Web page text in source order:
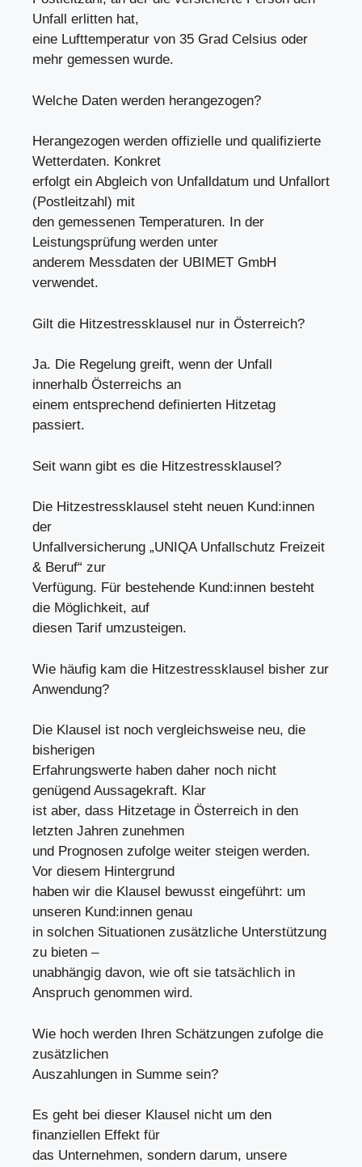
Unfall erlitten hat,
eine Lufttemperatur von 35 Grad Celsius oder
mehr gemessen wurde.
Welche Daten werden herangezogen?
Herangezogen werden offizielle und qualifizierte
Wetterdaten. Konkret
erfolgt ein Abgleich von Unfalldatum und Unfallort
(Postleitzahl) mit
den gemessenen Temperaturen. In der
Leistungsprüfung werden unter
anderem Messdaten der UBIMET GmbH
verwendet.
Gilt die Hitzestressklausel nur in Österreich?
Ja. Die Regelung greift, wenn der Unfall
innerhalb Österreichs an
einem entsprechend definierten Hitzetag
passiert.
Seit wann gibt es die Hitzestressklausel?
Die Hitzestressklausel steht neuen Kund:innen
der
Unfallversicherung „UNIQA Unfallschutz Freizeit
& Beruf“ zur
Verfügung. Für bestehende Kund:innen besteht
die Möglichkeit, auf
diesen Tarif umzusteigen.
Wie häufig kam die Hitzestressklausel bisher zur
Anwendung?
Die Klausel ist noch vergleichsweise neu, die
bisherigen
Erfahrungswerte haben daher noch nicht
genügend Aussagekraft. Klar
ist aber, dass Hitzetage in Österreich in den
letzten Jahren zunehmen
und Prognosen zufolge weiter steigen werden.
Vor diesem Hintergrund
haben wir die Klausel bewusst eingeführt: um
unseren Kund:innen genau
in solchen Situationen zusätzliche Unterstützung
zu bieten –
unabhängig davon, wie oft sie tatsächlich in
Anspruch genommen wird.
Wie hoch werden Ihren Schätzungen zufolge die
zusätzlichen
Auszahlungen in Summe sein?
Es geht bei dieser Klausel nicht um den
finanziellen Effekt für
das Unternehmen, sondern darum, unsere